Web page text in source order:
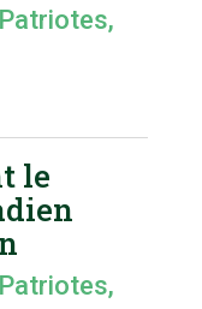
Patriotes,
le
Patriotes,